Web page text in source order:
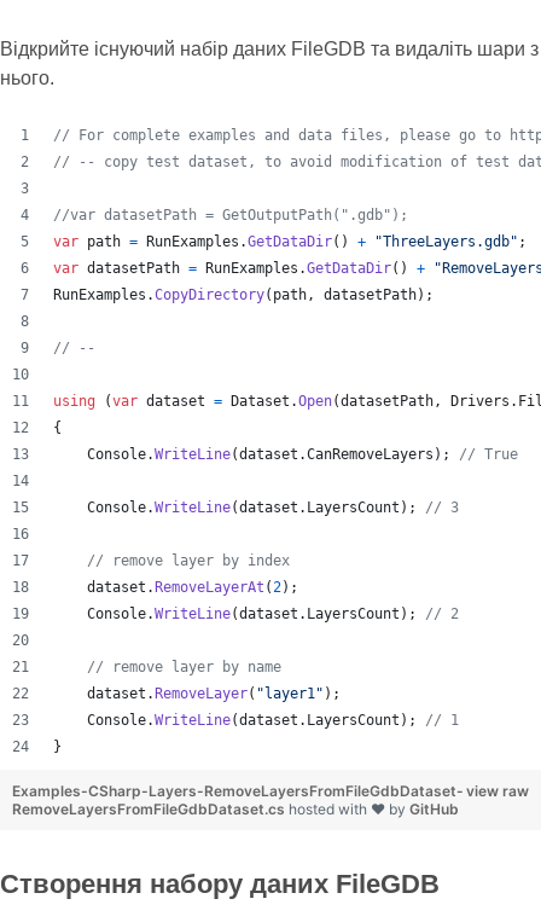
Відкрийте існуючий набір даних FileGDB та видаліть шари з
нього.
// For complete examples and data files, please go to
// -- copy test dataset, to avoid modification of test
//var datasetPath = GetOutputPath(".gdb");
var path = RunExamples .GetDataDir( ) + "ThreeLayers.gdb" ;
var datasetPath = RunExamples .GetDataDir( ) +
RunExamples .CopyDirectory( path, datasetPath) ;
// --
using (var dataset = Dataset .Open(datasetPath, Drivers .
{
Console.WriteLine(dataset .CanRemoveLayers ) ; // True
Console.WriteLine(dataset . LayersCount ) ; // 3
// remove layer by index
dataset . RemoveLayerAt (2) ;
Console.WriteLine(dataset . LayersCount ) ; // 2
// remove layer by name
dataset . RemoveLayer( "layer1" ) ;
Console.WriteLine(dataset . LayersCount ) ;
// 1
}
view raw
Examples-CSharp-Layers-RemoveLayersFromFileGdbDataset-
RemoveLayersFromFileGdbDataset.cs hosted with ❤ by GitHub
Створення набору даних FileGDB